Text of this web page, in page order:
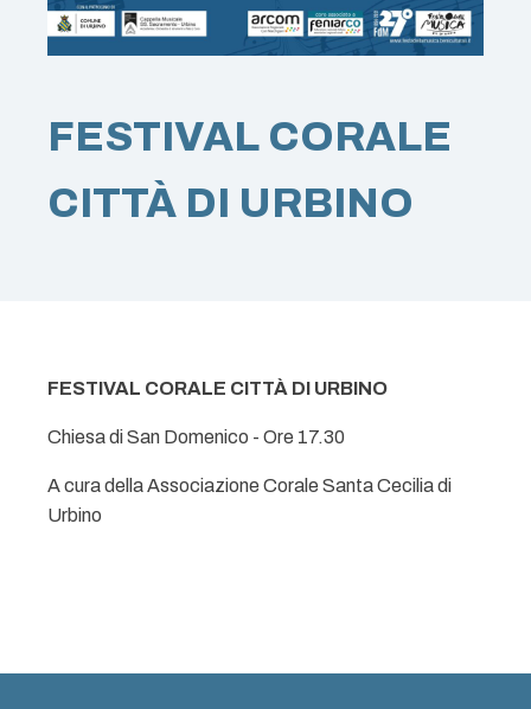
FESTIVAL CORALE
CITTÀ DI URBINO
FESTIVAL CORALE CITTÀ DI URBINO
Chiesa di San Domenico - Ore 17.30
A cura della Associazione Corale Santa Cecilia di
Urbino